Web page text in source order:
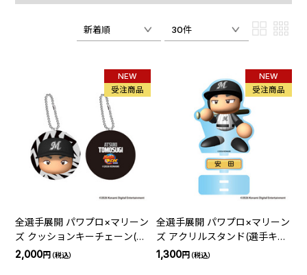
新着順 30件
NEW
受注商品
全選手展開 パワプロ×マリーン
ズ クッションキーチェーン(選
手紹介ビジョン)
2,000円（税込）
NEW
受注商品
全選手展開 パワプロ×マリーン
ズ アクリルスタンド(選手キャ
ラクター)
1,300円（税込）